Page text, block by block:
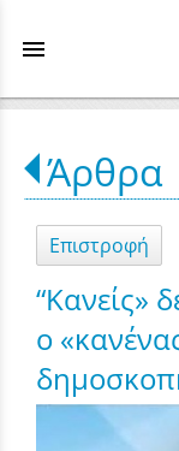
menu
Άρθρα
Επιστροφή
“Κανείς»
ο